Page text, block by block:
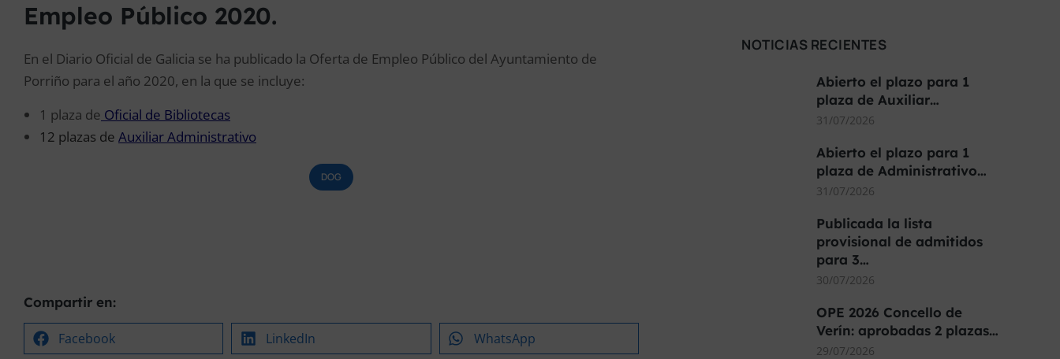
Empleo Público 2020.
En el Diario Oficial de Galicia se ha publicado la Oferta de Empleo Público del Ayuntamiento de
Porriño para el año 2020, en la que se incluye:
1 plaza de Oficial de Bibliotecas
12 plazas de Auxiliar Administrativo
DOG
Compartir en:
Facebook LinkedIn WhatsApp
NOTICIAS RECIENTES
Abierto el plazo para 1
plaza de Auxiliar…
31/07/2026
Abierto el plazo para 1
plaza de Administrativo…
31/07/2026
Publicada la lista
provisional de admitidos
para 3…
30/07/2026
OPE 2026 Concello de
Verín: aprobadas 2 plazas…
29/07/2026